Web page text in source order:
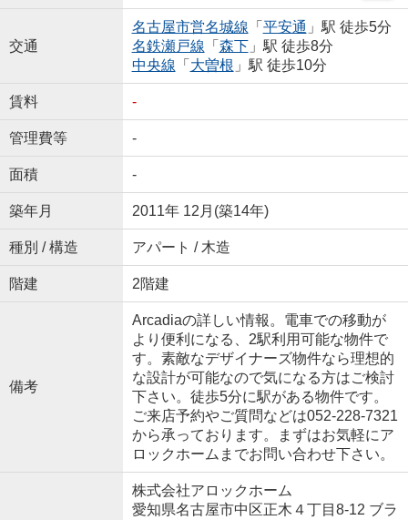
交通
名古屋市営名城線 「 平安通 」駅 徒歩5分
名鉄瀬戸線 「 森下」駅 徒歩8分
中央線 「 大曽根 」駅 徒歩10分
賃料 -
管理費等 -
面積 -
築年月 2011年 12月(築14年)
種別 / 構造 アパート / 木造
階建 2階建
備考
Arcadiaの詳しい情報。電車での移動が
より便利になる、2駅利用可能な物件で
す。素敵なデザイナーズ物件なら理想的
な設計が可能なので気になる方はご検討
下さい。徒歩5分に駅がある物件です。
ご来店予約やご質問などは052-228-7321
から承っております。まずはお気軽にア
ロックホームまでお問い合わせ下さい。
株式会社アロックホーム
愛知県名古屋市中区正木４丁目8-12 ブラ